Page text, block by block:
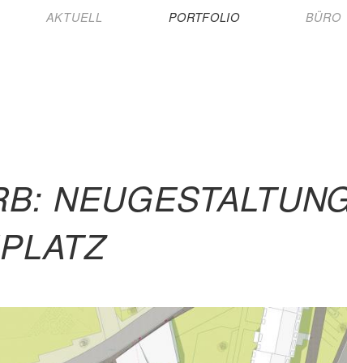
AKTUELL PORTFOLIO BÜRO